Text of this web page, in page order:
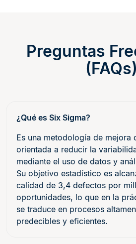
Preguntas
(FAQs)
¿Qué es Six Sigma?
Es una metodología de mejora
orientada a reducir la
mediante el uso de datos y
Su objetivo estadístico es
calidad de 3,4 defectos por
oportunidades, lo que en la
se traduce en procesos
predecibles y eficientes.